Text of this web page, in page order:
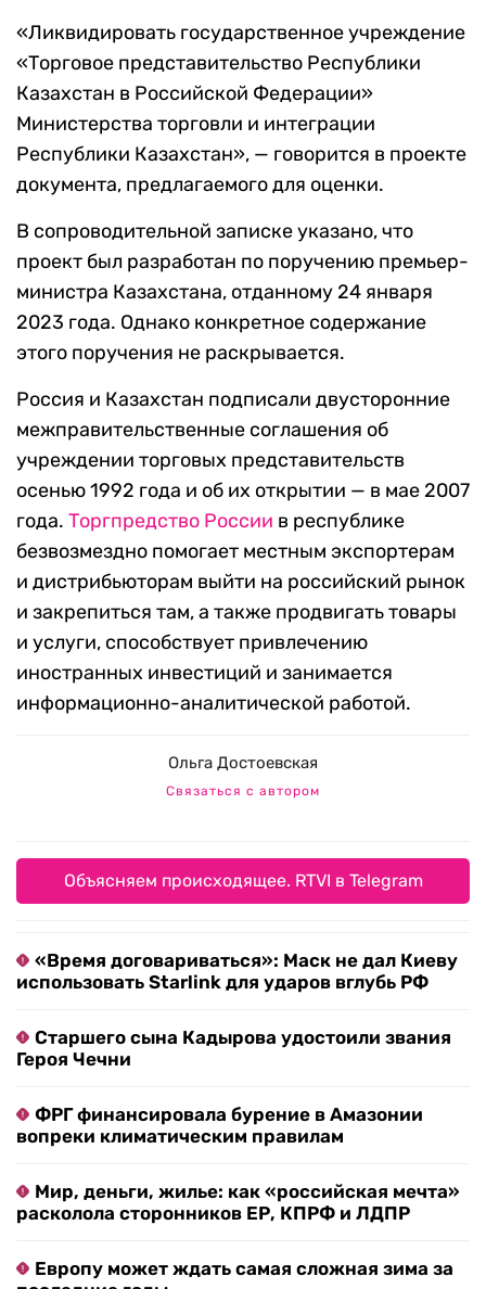
«Ликвидировать государственное учреждение
«Торговое представительство Республики
Казахстан в Российской Федерации»
Министерства торговли и интеграции
Республики Казахстан», — говорится в проекте
документа, предлагаемого для оценки.
В сопроводительной записке указано, что
проект был разработан по поручению премьер-
министра Казахстана, отданному 24 января
2023 года. Однако конкретное содержание
этого поручения не раскрывается.
Россия и Казахстан подписали двусторонние
межправительственные соглашения об
учреждении торговых представительств
осенью 1992 года и об их открытии — в мае 2007
года. Торгпредство России в республике
безвозмездно помогает местным экспортерам
и дистрибьюторам выйти на российский рынок
и закрепиться там, а также продвигать товары
и услуги, способствует привлечению
иностранных инвестиций и занимается
информационно-аналитической работой.
Ольга Достоевская
Связаться с автором
Объясняем происходящее. RTVI в Telegram
«Время договариваться»: Маск не дал Киеву
использовать Starlink для ударов вглубь РФ
Старшего сына Кадырова удостоили звания
Героя Чечни
ФРГ финансировала бурение в Амазонии
вопреки климатическим правилам
Мир, деньги, жилье: как «российская мечта»
расколола сторонников ЕР, КПРФ и ЛДПР
Европу может ждать самая сложная зима за